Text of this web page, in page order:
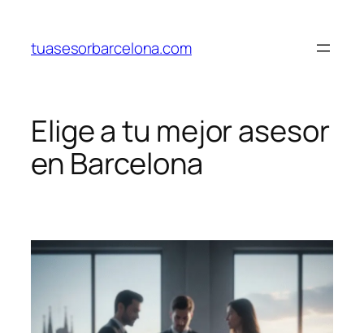
contenido
tuasesorbarcelona.com
Elige a tu mejor asesor
en Barcelona